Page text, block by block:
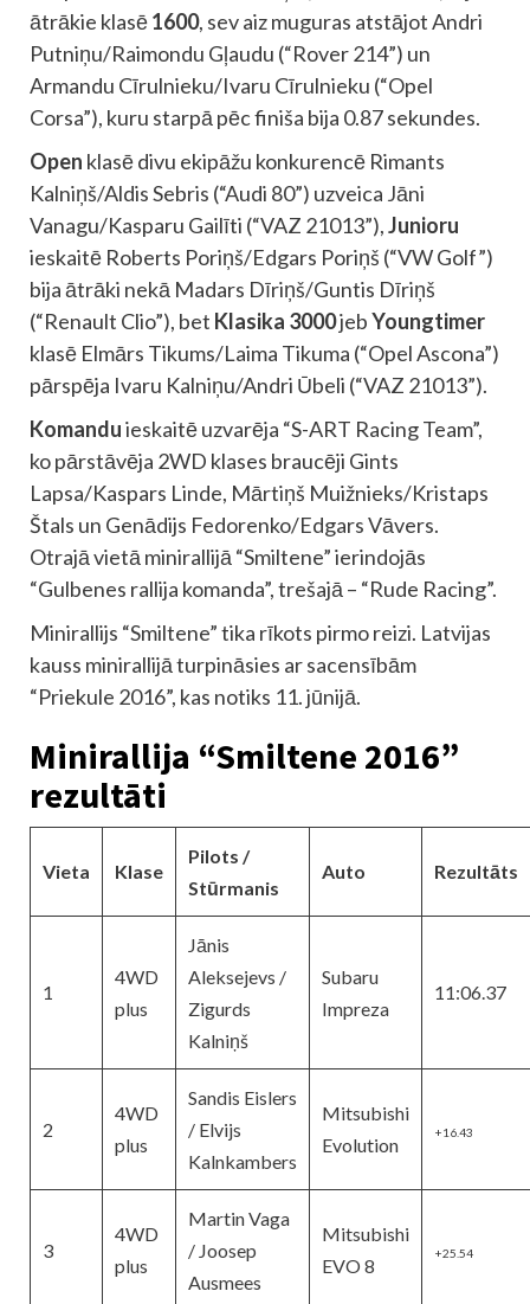
ātrākie klasē1600, sev aiz muguras atstājot Andri
Putniņu/Raimondu Gļaudu (“Rover 214”) un
Armandu Cīrulnieku/Ivaru Cīrulnieku (“Opel
Corsa”), kuru starpā pēc finiša bija 0.87 sekundes.
Open klasē divu ekipāžu konkurencē Rimants
Kalniņš/Aldis Sebris (“Audi 80”) uzveica Jāni
Vanagu/Kasparu Gailīti (“VAZ 21013”),Junioru
ieskaitē Roberts Poriņš/Edgars Poriņš (“VW Golf”)
bija ātrāki nekā Madars Dīriņš/Guntis Dīriņš
(“Renault Clio”), bet Klasika 3000jebYoungtimer
klasē Elmārs Tikums/Laima Tikuma (“Opel Ascona”)
pārspēja Ivaru Kalniņu/Andri Ūbeli (“VAZ 21013”).
Komanduieskaitē uzvarēja “S-ART Racing Team”,
ko pārstāvēja 2WD klases braucēji Gints
Lapsa/Kaspars Linde, Mārtiņš Muižnieks/Kristaps
Štals un Genādijs Fedorenko/Edgars Vāvers.
Otrajā vietā minirallijā “Smiltene” ierindojās
“Gulbenes rallija komanda”, trešajā – “Rude Racing”.
Minirallijs “Smiltene” tika rīkots pirmo reizi. Latvijas
kauss minirallijā turpināsies ar sacensībām
“Priekule 2016”, kas notiks 11. jūnijā.
Minirallija “Smiltene 2016”
rezultāti
Vieta Klase
Pilots /
Stūrmanis
Auto Rezultāts
1
4WD
plus
Jānis
Aleksejevs /
Zigurds
Kalniņš
Subaru
Impreza
11:06.37
2
4WD
plus
Sandis Eislers
/ Elvijs
Kalnkambers
Mitsubishi
Evolution
+16.43
3
4WD
plus
MartinVaga
/ Joosep
Ausmees
Mitsubishi
EVO 8
+25.54